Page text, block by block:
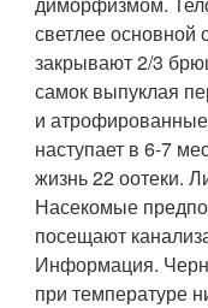
светлее основной
закрывают 2/3
самок выпуклая
и
наступает в 6-7
жизнь 22 оотеки.
Насекомые
посещают
Информация.
при температуре